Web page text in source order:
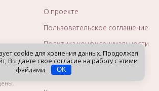
О проекте
Пользовательское соглашение
Политика конфиденциальности
Отказ от ответственности
Рекламная политика
cookie для хранения данных. Продолжая
Вы даете свое согласие на работу с этими
файлами.
OK